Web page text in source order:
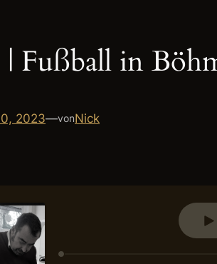
Fußball in
2023—vonNick